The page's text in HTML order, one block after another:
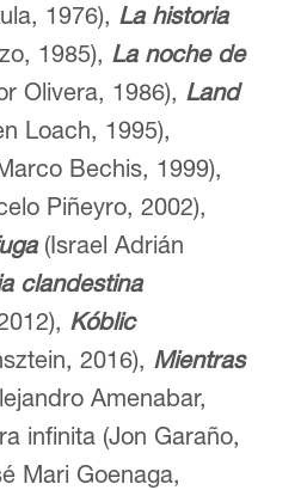
1976), La historia
1985), La noche de
Olivera, 1986), Land
Loach, 1995),
Bechis, 1999),
Piñeyro, 2002),
(Israel Adrián
clandestina
Kóblic
2016), Mientras
Amenabar,
infinita (Jon Garaño,
Mari Goenaga,